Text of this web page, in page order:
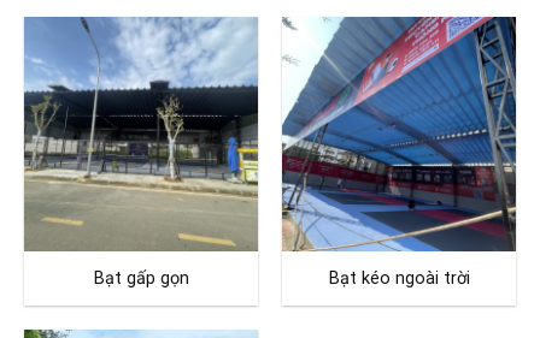
Bạt gấp gọn Bạt kéo ngoài trời